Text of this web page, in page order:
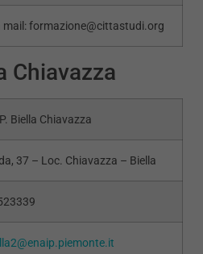
mail: formazione@cittastudi.org
Chiavazza
Biella Chiavazza
37 – Loc. Chiavazza – Biella